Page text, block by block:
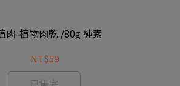
肉-植物肉乾 /80g 純素
NT$59